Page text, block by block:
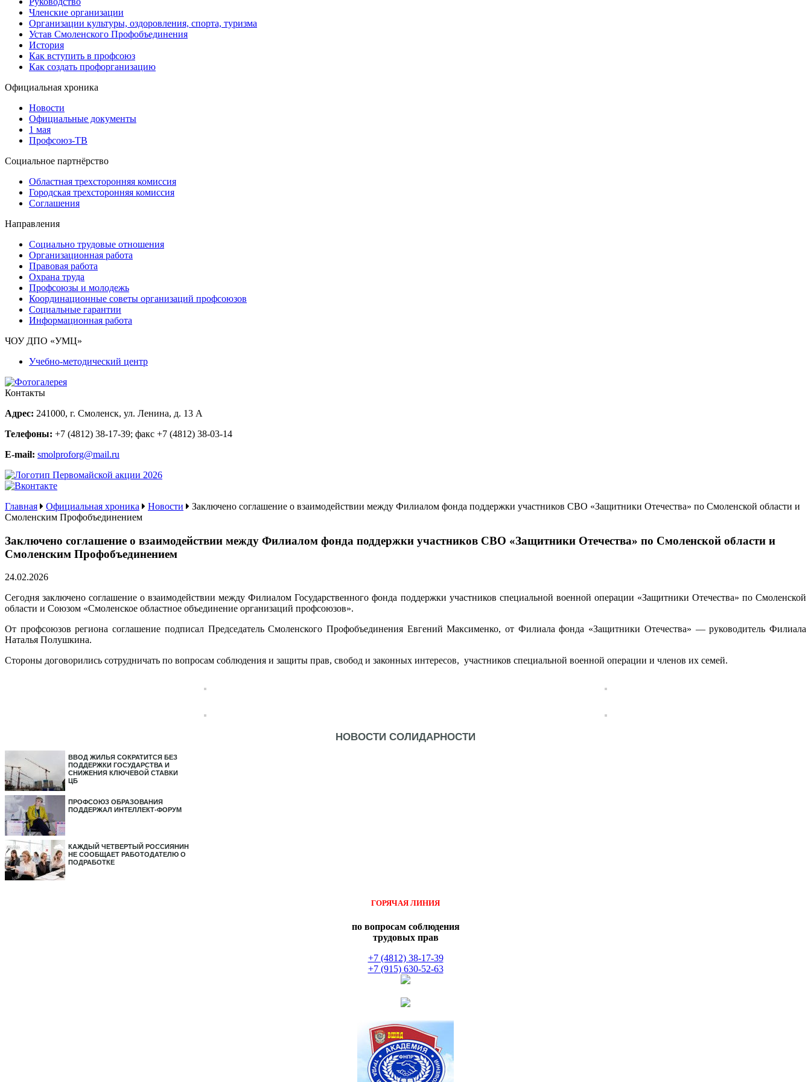
Членские организации
Организации культуры, оздоровления, спорта, туризма
Устав Смоленского Профобъединения
История
Как вступить в профсоюз
Как создать профорганизацию
Официальная хроника
Новости
Официальные документы
1 мая
Профсоюз-ТВ
Социальное партнёрство
Областная трехсторонняя комиссия
Городская трехсторонняя комиссия
Соглашения
Направления
Социально трудовые отношения
Организационная работа
Правовая работа
Охрана труда
Профсоюзы и молодежь
Координационные советы организаций профсоюзов
Социальные гарантии
Информационная работа
ЧОУ ДПО «УМЦ»
Учебно-методический центр
Контакты
Адрес: 241000, г. Смоленск, ул. Ленина, д. 13 А
Телефоны: +7 (4812) 38-17-39; факс +7 (4812) 38-03-14
E-mail: smolproforg@mail.ru
Главная Официальная хроника Новости
Заключено соглашение о взаимодействии между Филиалом фонда поддержки участников СВО «Защитники Отечества» по Смоленской области и
Смоленским Профобъединением
Заключено соглашение о взаимодействии между Филиалом фонда поддержки участников СВО «Защитники Отечества» по Смоленской области и
Смоленским Профобъединением
24.02.2026
Сегодня заключено соглашение о взаимодействии между Филиалом Государственного фонда поддержки участников специальной военной операции «Защитники Отечества» по Смоленской
области и Союзом «Смоленское областное объединение организаций профсоюзов».
От профсоюзов региона соглашение подписал Председатель Смоленского Профобъединения Евгений Максименко, от Филиала фонда «Защитники Отечества» — руководитель Филиала
Наталья Полушкина.
Стороны договорились сотрудничать по вопросам соблюдения и защиты прав, свобод и законных интересов, участников специальной военной операции и членов их семей.
НОВОСТИ СОЛИДАРНОСТИ
ВВОД ЖИЛЬЯ СОКРАТИТСЯ БЕЗ
ПОДДЕРЖКИ ГОСУДАРСТВА И
СНИЖЕНИЯ КЛЮЧЕВОЙ СТАВКИ
ЦБ
ПРОФСОЮЗ ОБРАЗОВАНИЯ
ПОДДЕРЖАЛ ИНТЕЛЛЕКТ-ФОРУМ
КАЖДЫЙ ЧЕТВЕРТЫЙ РОССИЯНИН
НЕ СООБЩАЕТ РАБОТОДАТЕЛЮ О
ПОДРАБОТКЕ
ГОРЯЧАЯ ЛИНИЯ
по вопросам соблюдения
трудовых прав
+7 (4812) 38-17-39
+7 (915) 630-52-63